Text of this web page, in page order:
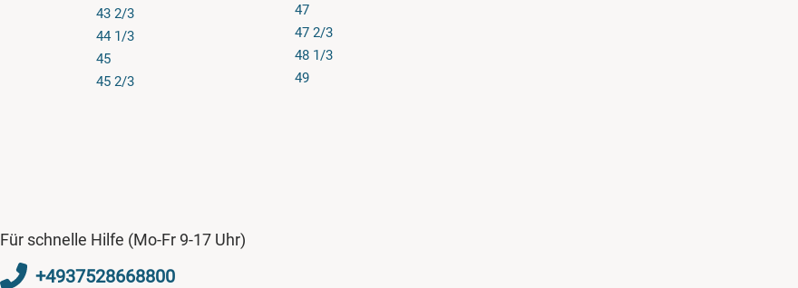
43 2/3
44 1/3
45
45 2/3
47
47 2/3
48 1/3
49
Für schnelle Hilfe (Mo-Fr 9-17 Uhr)
+4937528668800